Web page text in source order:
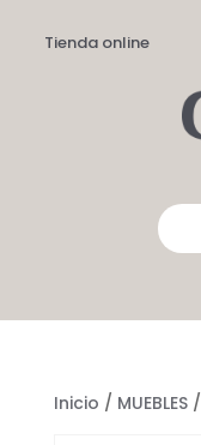
Tienda online
Inicio / MUEBLES/